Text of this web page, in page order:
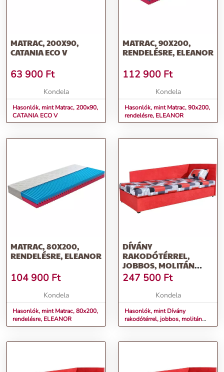
MATRAC, 200X90,
CATANIA ECO V
63 900 Ft
Kondela
Hasonlók, mint Matrac, 200x90,
CATANIA ECO V
MATRAC, 90X200,
RENDELÉSRE, ELEANOR
112 900 Ft
Kondela
Hasonlók, mint Matrac, 90x200,
rendelésre, ELEANOR
MATRAC, 80X200,
RENDELÉSRE, ELEANOR
104 900 Ft
Kondela
Hasonlók, mint Matrac, 80x200,
rendelésre, ELEANOR
DÍVÁNY
RAKODÓTÉRREL,
JOBBOS, MOLITÁN
MATRACCAL, 90X200,
EDVIN 4 LUX
247 500 Ft
Kondela
Hasonlók, mint Dívány
rakodótérrel, jobbos, molitán
matraccal, 90x200, EDVIN 4